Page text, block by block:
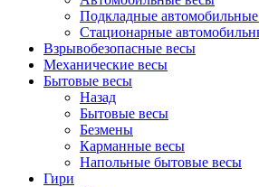
Подкладные
Стационарные
Взрывобезопасные весы
Механические весы
Бытовые весы
Назад
Бытовые весы
Безмены
Карманные весы
Напольные бытовые весы
Гири